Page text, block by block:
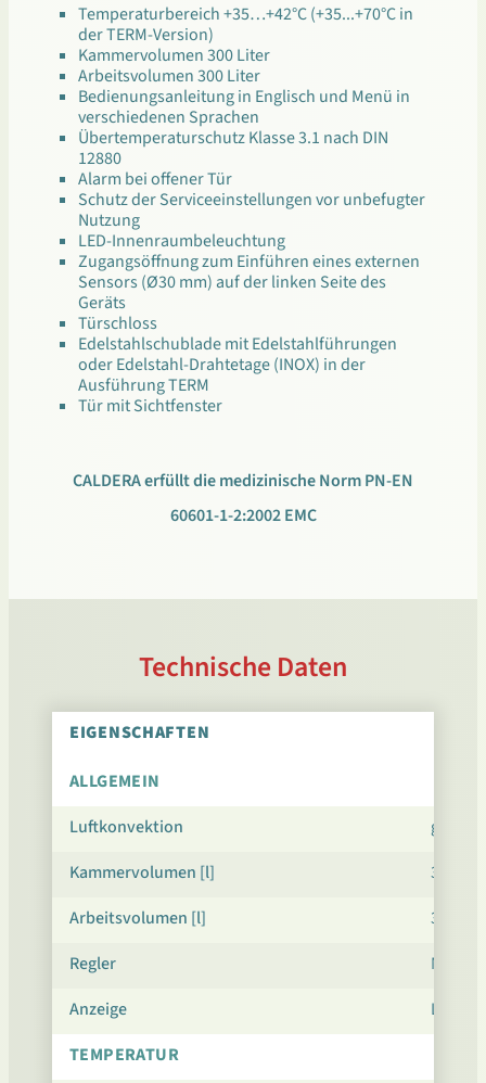
Temperaturbereich +35…+42°C (+35...+70°C in
der TERM-Version)
Kammervolumen 300 Liter
Arbeitsvolumen 300 Liter
Bedienungsanleitung in Englisch und Menü in
verschiedenen Sprachen
Übertemperaturschutz Klasse 3.1 nach DIN
12880
Alarm bei offener Tür
Schutz der Serviceeinstellungen vor unbefugter
Nutzung
LED-Innenraumbeleuchtung
Zugangsöffnung zum Einführen eines externen
Sensors (Ø30 mm) auf der linken Seite des
Geräts
Türschloss
Edelstahlschublade mit Edelstahlführungen
oder Edelstahl-Drahtetage (INOX) in der
Ausführung TERM
Tür mit Sichtfenster
CALDERA erfüllt die medizinische Norm PN-EN
60601-1-2:2002 EMC
Technische Daten
EIGENSCHAFTEN
ALLGEMEIN
Luftkonvektion
Kammervolumen [l]
300
Arbeitsvolumen [l]
300
Regler
Anzeige
LED
TEMPERATUR